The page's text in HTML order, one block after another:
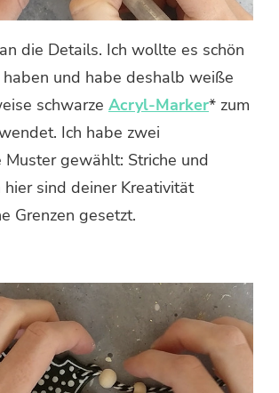
die Details. Ich wollte es schön
und habe deshalb weiße
schwarze Acryl-Marker* zum
Ich habe zwei
Muster gewählt: Striche und
hier sind deiner Kreativität
Grenzen gesetzt.